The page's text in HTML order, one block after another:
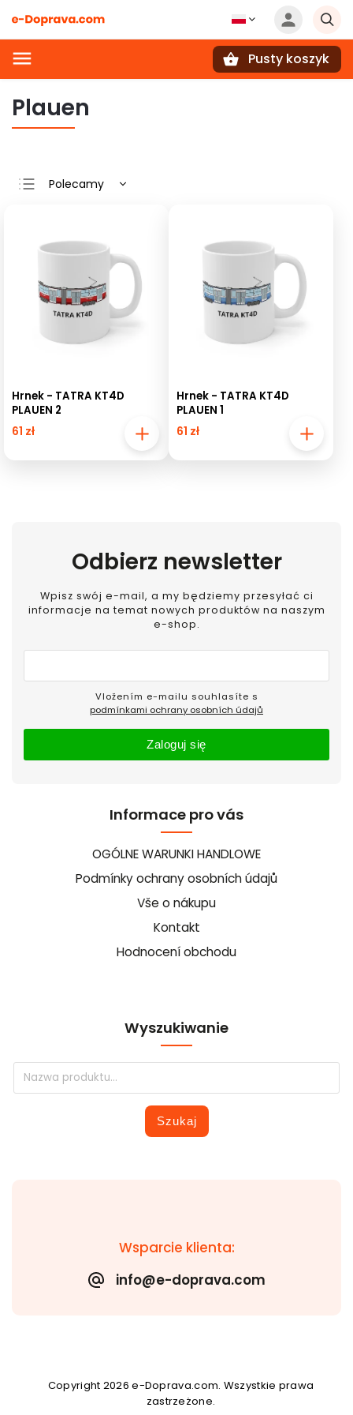
Pusty koszyk
Plauen
Polecamy
Najczęściej
sprzedawane
Alfabetycznie
Hrnek - TATRA KT4D
PLAUEN 2
61 zł
Hrnek - TATRA KT4D
PLAUEN 1
61 zł
Wsparcie klienta:
info@e-doprava.com
Informace pro vás
OGÓLNE WARUNKI HANDLOWE
Podmínky ochrany osobních údajů
Vše o nákupu
Kontakt
Hodnocení obchodu
Odbierz newsletter
Wpisz swój e-mail, a my będziemy przesyłać ci
informacje na temat nowych produktów na naszym
e-shop.
podmínkami ochrany osobních údajů
Zaloguj się
Wyszukiwanie
Szukaj
Copyright 2026e-Doprava.com. Wszystkie prawa
zastrzeżone.